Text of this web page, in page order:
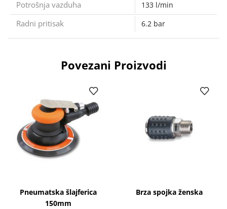
Potrošnja vazduha 133 l/min
Radni pritisak 6.2 bar
Povezani Proizvodi
Pneumatska šlajferica
150mm
Brza spojka ženska